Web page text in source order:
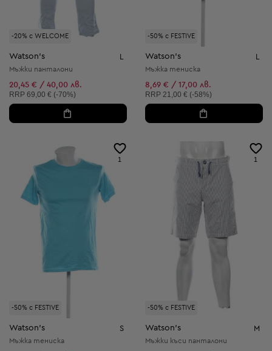
-20% с WELCOME
Watson's L
Мъжки панталони
20,45 € / 40,00 лв.
Препоръчителна цена:
RRP 69,00 € (-70%)
-50% с FESTIVE
Watson's L
Мъжка тениска
8,69 € / 17,00 лв.
Препоръчителна цена:
RRP 21,00 € (-58%)
-50% с FESTIVE
1
Watson's S
Мъжка тениска
-50% с FESTIVE
1
Watson's M
Мъжки къси панталони